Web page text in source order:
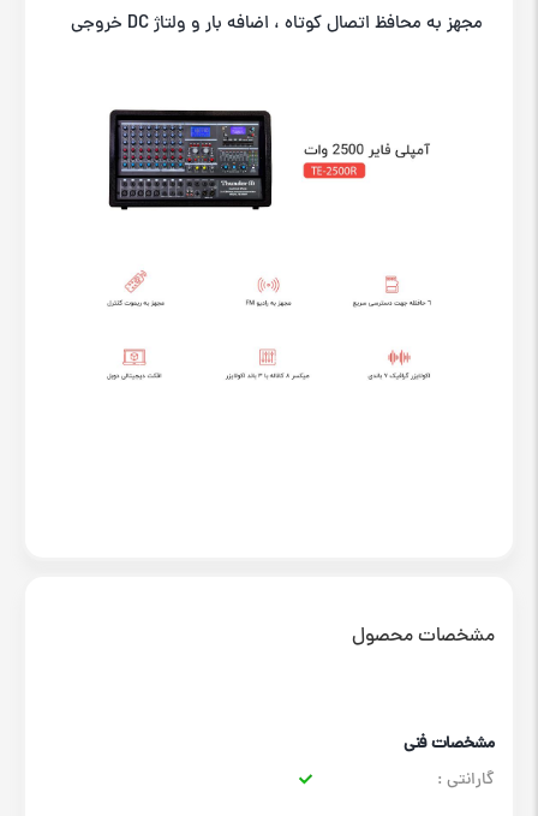
مجهز به محافظ اتصال کوتاه ، اضافه بار و ولتاژ DC خروجی
مشخصات محصول
مشخصات فنی
گارانتی :